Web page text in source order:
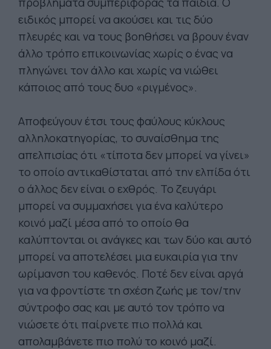
ειδικός μπορεί να ακούσει και τις δύο
πλευρές και να τους βοηθήσει να βρουν έναν
άλλο τρόπο επικοινωνίας χωρίς ο ένας να
πληγώνει τον άλλο και χωρίς να νιώθει
κάποιος από τους δυο «ριγμένος».
Αποφεύγουν έτσι τους φαύλους κύκλους
αλληλοκατηγορίας, το συναίσθημα της
απελπισίας ότι «τίποτα δεν μπορεί να γίνει»
το οποίο αντικαθίσταται από την ελπίδα ότι
ο άλλος δεν είναι ο εχθρός. Το ζευγάρι
μπορεί να συμμαχήσει για ένα καλύτερο
κοινό μαζί μέσα από το οποίο θα
καλύπτονται οι ανάγκες και των δύο και αυτό
μπορεί να αποτελέσει μια ευκαιρία για την
ωρίμανση του καθενός. Ποτέ δεν είναι αργά
για να φροντίστε τη σχέση ζωής με τον/την
σύντροφο σας και με αυτό τον τρόπο να
νιώσετε ότι παίρνετε πιο πολλά και
απολαμβάνετε πιο πολύ το κοινό μαζί.